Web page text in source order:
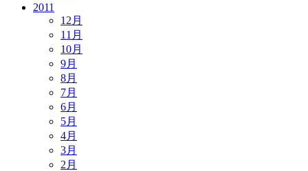
2011
12月
11月
10月
9月
8月
7月
6月
5月
4月
3月
2月